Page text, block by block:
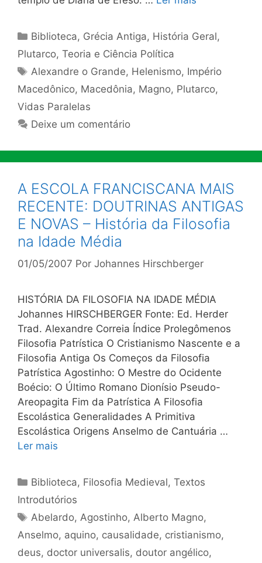
Categorias
Biblioteca, Grécia Antiga, História Geral,
Plutarco, Teoria e Ciência Política
Tags
Alexandre o Grande, Helenismo, Império
Macedônico, Macedônia, Magno, Plutarco,
Vidas Paralelas
Deixe um comentário
A ESCOLA FRANCISCANA MAIS
RECENTE: DOUTRINAS ANTIGAS
E NOVAS – História da Filosofia
na Idade Média
01/05/2007 Por Johannes Hirschberger
HISTÓRIA DA FILOSOFIA NA IDADE MÉDIA
Johannes HIRSCHBERGER Fonte: Ed. Herder
Trad. Alexandre Correia Índice Prolegômenos
Filosofia Patrística O Cristianismo Nascente e a
Filosofia Antiga Os Começos da Filosofia
Patrística Agostinho: O Mestre do Ocidente
Boécio: O Último Romano Dionísio Pseudo-
Areopagita Fim da Patrística A Filosofia
Escolástica Generalidades A Primitiva
Escolástica Origens Anselmo de Cantuária …
Ler mais
Categorias
Biblioteca, Filosofia Medieval,Textos
Introdutórios
Tags
Abelardo,Agostinho,Alberto Magno,
Anselmo, aquino, causalidade, cristianismo,
deus, doctor universalis, doutor angélico,